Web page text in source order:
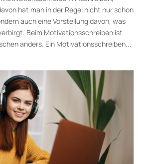
hat man in der Regel nicht nur schon
auch eine Vorstellung davon, was
Beim Motivationsschreiben ist
anders. Ein Motivationsschreiben...